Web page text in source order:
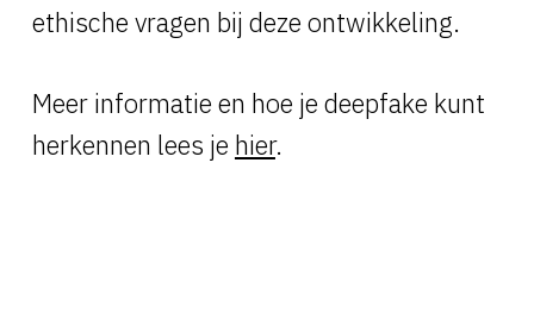
ethische vragen bij deze ontwikkeling.
Meer informatie en hoe je deepfake kunt
herkennen lees je hier.